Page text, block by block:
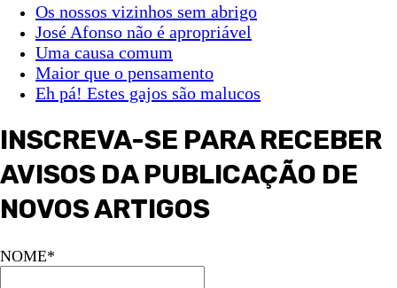
Os nossos vizinhos sem abrigo
José Afonso não é apropriável
Uma causa comum
Maior que o pensamento
Eh pá! Estes gajos são malucos
INSCREVA-SE PARA RECEBER
AVISOS DA PUBLICAÇÃO DE
NOVOS ARTIGOS
NOME*